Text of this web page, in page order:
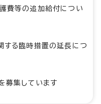
費等の追加給付につい
する臨時措置の延長につ
募集しています